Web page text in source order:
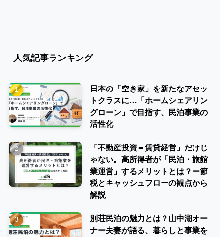
人気記事ランキング
日本の「空き家」を新たなアセッ
トクラスに…「ホームシェアリン
グローン」で目指す、民泊事業の
活性化
「不動産投資＝賃貸経営」だけじ
ゃない。高所得者が「民泊・旅館
業運営」するメリットとは？ー節
税とキャッシュフローの観点から
解説
別荘民泊の魅力とは？山中湖オー
ナー夫妻が語る、暮らしと事業を